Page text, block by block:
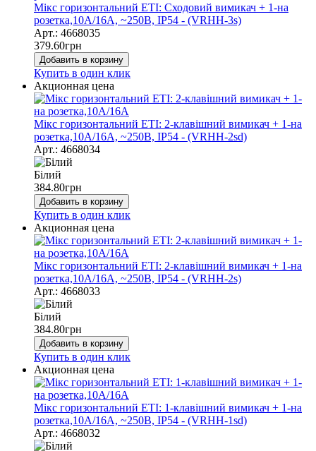
Мікс горизонтальний ЕТІ: Сходовий вимикач + 1-на
розетка,10А/16А, ~250В, IP54 - (VRHH-3s)
Арт.: 4668035
379.60грн
Добавить в корзину
Купить в один клик
Акционная цена
Мікс горизонтальний ЕТІ: 2-клавішний вимикач + 1-на
розетка,10А/16А, ~250В, IP54 - (VRHH-2sd)
Арт.: 4668034
Білий
384.80грн
Добавить в корзину
Купить в один клик
Акционная цена
Мікс горизонтальний ЕТІ: 2-клавішний вимикач + 1-на
розетка,10А/16А, ~250В, IP54 - (VRHH-2s)
Арт.: 4668033
Білий
384.80грн
Добавить в корзину
Купить в один клик
Акционная цена
Мікс горизонтальний ЕТІ: 1-клавішний вимикач + 1-на
розетка,10А/16А, ~250В, IP54 - (VRHH-1sd)
Арт.: 4668032